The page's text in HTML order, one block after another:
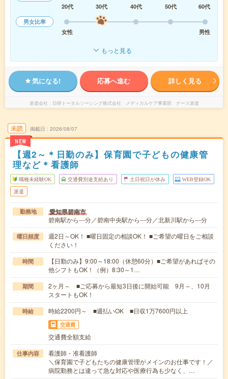
20代
30代 40代 50代
60代
男女比率
女性
男性
もっと見る
気になる! 応募へ進む 詳しく見る
派遣会社 日研トータルソーシング株式会社 メディカルケア事業部 ナース派遣
未読
NEW
掲載日 2026/08/07
【週2～＊日勤のみ】保育園で子どもの健康管
理など＊看護師
職種未経験OK 交通費別途支給あり 土日祝日が休み WEB登録OK
派遣
勤務地 愛知県碧南市
碧南駅から---分／碧南中央駅から---分／北新川駅から---分
曜日頻度
週2日～OK！ ■曜日固定の相談OK！ ■ご希望の曜日をご相談
ください！
時間
【日勤のみ】9:00～18:00（休憩60分）■ご希望があればその
他シフトもOK！（例）8:30～1…
期間
2ヶ月～ ■ご応募から最短3日後に開始可能 9月～、10月
スタートもOK！
時給 時給2200円～ ■週払いOK ■日収1万7600円以上
交通費
交通費全額支給
仕事内容
看護師・准看護師
＼保育園で子どもたちの健康管理がメインのお仕事です！／
病院勤務とは違って急な対応や医療行為も少なく、…